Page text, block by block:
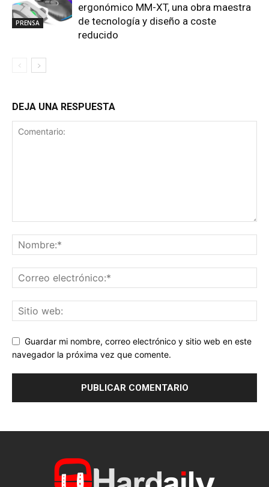
PRENSA
ergonómico MM-XT, una obra maestra
de tecnología y diseño a coste
reducido
DEJA UNA RESPUESTA
Guardar mi nombre, correo electrónico y sitio web en este
navegador la próxima vez que comente.